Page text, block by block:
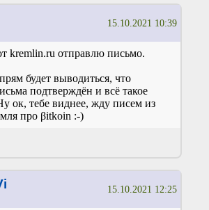
15.10.2021 10:39
kremlin.ru отправлю письмо.
будет выводиться, что
подтверждён и всё такое
ок, тебе виднее, жду писем из
про βіtkoіn :-)
15.10.2021 12:25